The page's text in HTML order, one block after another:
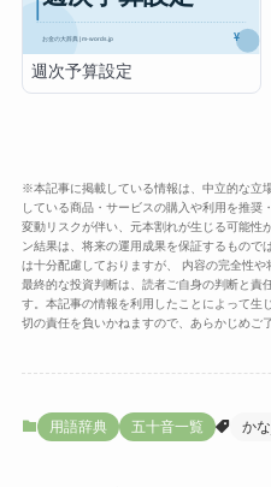
週次予算設定
※本記事に掲載している情報は、中立的な立
している商品・サービスの購入や利用を推
変動リスクが伴い、元本割れが生じる可能性
ン結果は、将来の運用成果を保証するもので
は十分配慮しておりますが、 内容の完全性や
最終的な投資判断は、読者ご自身の判断と責
す。本記事の情報を利用したことによって生
切の責任を負いかねますので、あらかじめご
用語辞典 五十音一覧 か